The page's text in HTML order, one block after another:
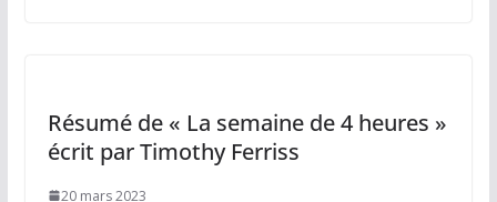
Résumé de « La semaine de 4 heures »
écrit par Timothy Ferriss
20 mars 2023